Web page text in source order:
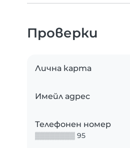
Проверки
Лична карта
Имейл адрес
Телефонен номер
▒▒▒▒▒▒▒▒ 95